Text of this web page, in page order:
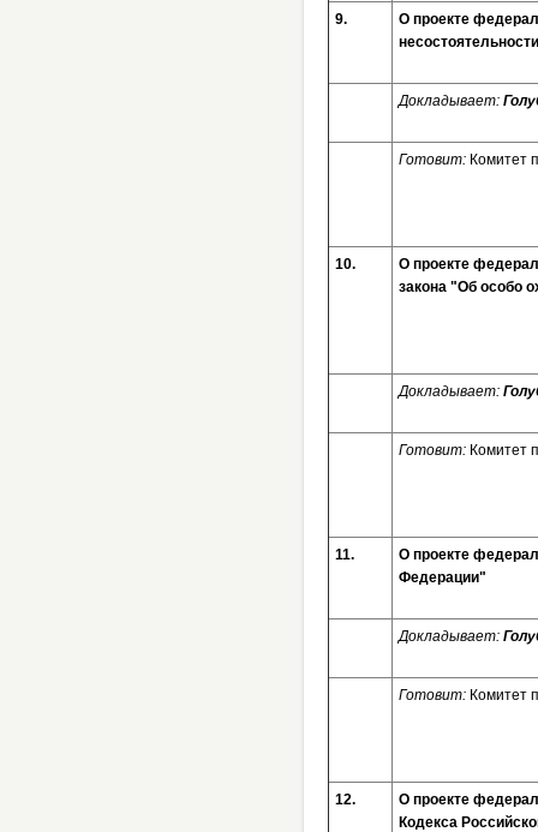
9.
О проекте
Докладывает:
Готовит: Комитет
10.
О проекте
закона "Об особо
Докладывает:
Готовит: Комитет
11.
О проекте
Федерации"
Докладывает:
Готовит: Комитет
12.
О проекте
Кодекса